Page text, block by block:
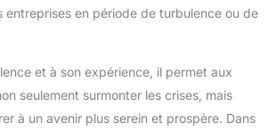
entreprises en période de turbulence ou de
et à son expérience, il permet aux
seulement surmonter les crises, mais
à un avenir plus serein et prospère. Dans